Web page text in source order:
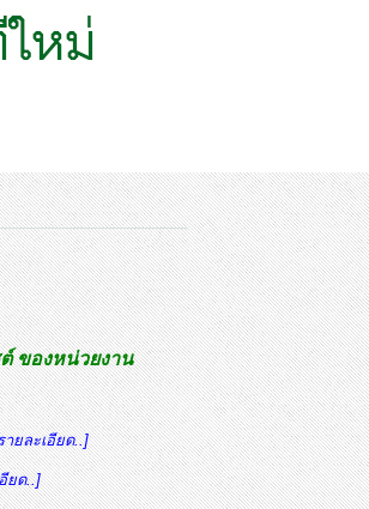
ของหน่วยงาน
ายละเอียด..]
ยด..]